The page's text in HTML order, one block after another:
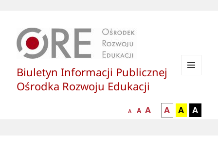
Biuletyn Informacji Publicznej
Ośrodka Rozwoju Edukacji
mniejsza
A
normalna
A
większa-
czcionka
A
kontrast
czarny
A
kontrast
czarny
A
żółty
A